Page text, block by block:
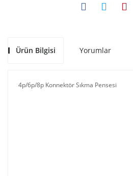
Ürün Bilgisi Yorumlar
4p/6p/8p Konnektör Sıkma Pensesi